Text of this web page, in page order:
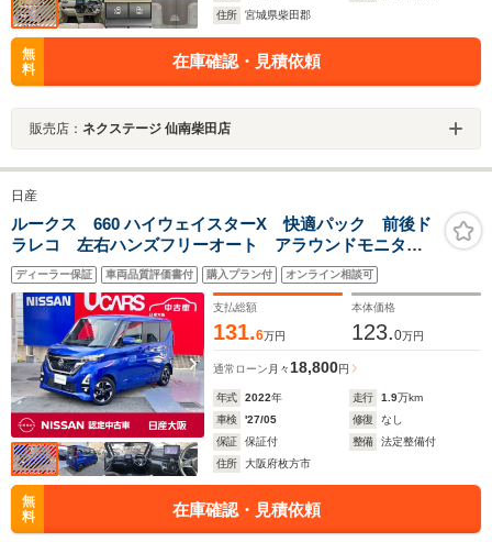
住所
宮城県柴田郡
無
料
在庫確認・見積依頼
販売店： ネクステージ 仙南柴田店
日産
ルークス 660 ハイウェイスターX 快適パック 前後ド
ラレコ 左右ハンズフリーオート アラウンドモニタ 9
インチワイドナビTV 純正14アルミ 日産中古車ワイド
保証12ケ月
ディーラー保証 車両品質評価書付 購入プラン付 オンライン相談可
支払総額
131.6万円
本体価格
123.0万円
通常ローン 月々 18,800円
年式 2022年 走行 1.9万km
車検
'27/05 修復
なし
保証
保証付 整備
法定整備付
住所
大阪府枚方市
無
料
在庫確認・見積依頼